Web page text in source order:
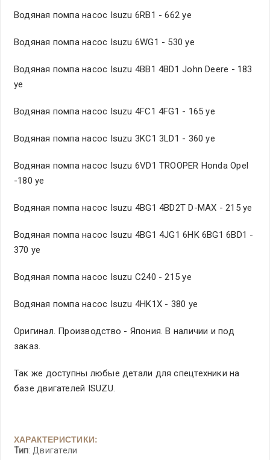
Водяная помпа насос Isuzu 6RB1 - 662 уе
Водяная помпа насос Isuzu 6WG1 - 530 уе
Водяная помпа насос Isuzu 4BB1 4BD1 John Deere - 183
уе
Водяная помпа насос Isuzu 4FC1 4FG1 - 165 уе
Водяная помпа насос Isuzu 3KC1 3LD1 - 360 уе
Водяная помпа насос Isuzu 6VD1 TROOPER Honda Opel
-180 уе
Водяная помпа насос Isuzu 4BG1 4BD2T D-MAX - 215 уе
Водяная помпа насос Isuzu 4BG1 4JG1 6HK 6BG1 6BD1 -
370 уе
Водяная помпа насос Isuzu C240 - 215 уе
Водяная помпа насос Isuzu 4HK1X - 380 уе
Оригинал. Производство - Япония. В наличии и под
заказ.
Так же доступны любые детали для спецтехники на
базе двигателей ISUZU.
ХАРАКТЕРИСТИКИ:
Тип: Двигатели